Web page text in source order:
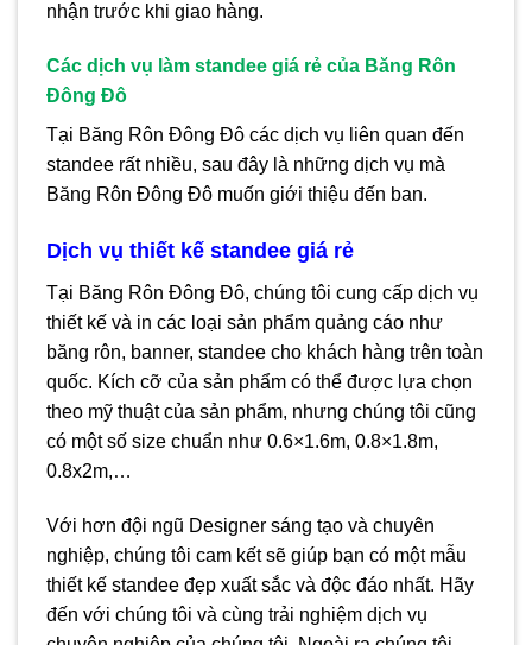
nhận trước khi giao hàng.
Các dịch vụ làm standee giá rẻ của Băng Rôn
Đông Đô
Tại Băng Rôn Đông Đô các dịch vụ liên quan đến
standee rất nhiều, sau đây là những dịch vụ mà
Băng Rôn Đông Đô muốn giới thiệu đến ban.
Dịch vụ thiết kế standee giá rẻ
Tại Băng Rôn Đông Đô, chúng tôi cung cấp dịch vụ
thiết kế và in các loại sản phẩm quảng cáo như
băng rôn, banner, standee cho khách hàng trên toàn
quốc. Kích cỡ của sản phẩm có thể được lựa chọn
theo mỹ thuật của sản phẩm, nhưng chúng tôi cũng
có một số size chuẩn như 0.6×1.6m, 0.8×1.8m,
0.8x2m,…
Với hơn đội ngũ Designer sáng tạo và chuyên
nghiệp, chúng tôi cam kết sẽ giúp bạn có một mẫu
thiết kế standee đẹp xuất sắc và độc đáo nhất. Hãy
đến với chúng tôi và cùng trải nghiệm dịch vụ